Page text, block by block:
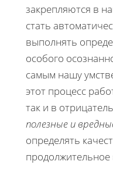
закрепляются в
стать
выполнять
особого
самым нашу
этот процесс
так и в
полезные и
определять
продолжительное